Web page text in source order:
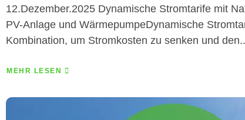
12.Dezember.2025 Dynamische Stromtarife mit
PV-Anlage und WärmepumpeDynamische
Kombination, um Stromkosten zu senken und
MEHR LESEN